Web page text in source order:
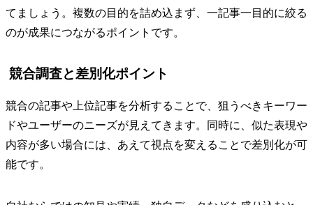
てましょう。複数の目的を詰め込まず、一記事一目的に絞る
のが成果につながるポイントです。
競合調査と差別化ポイント
競合の記事や上位記事を分析することで、狙うべきキーワー
ドやユーザーのニーズが見えてきます。同時に、似た表現や
内容が多い場合には、あえて視点を変えることで差別化が可
能です。